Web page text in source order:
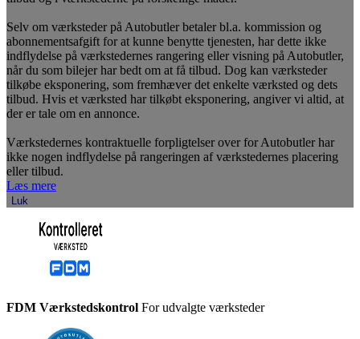
Selv om værksteder på Autobutler betaler bl.a. kommission og
abonnementsafgift for at kunne benytte tjenesten, har dette ikke
indflydelse på værkstedernes rangering eller visning på Autobutler,
når du som bilejer har bedt om at få tilbud. Dog kan værksteder
tilkøbe eksponering, som fremhæver det enkelte værksted og dets
tilbud. Hvis et værksted har tilkøbt eksponering, angiver vi altid, at
der er tale om en annonce.
Værkstedernes kontraktuelle forpligtelser over for Autobutler har
ikke nogen indflydelse på rangeringen af værkstedernes placering
eller tilbud.
Læs mere
Luk
FDM Værkstedskontrol For udvalgte værksteder